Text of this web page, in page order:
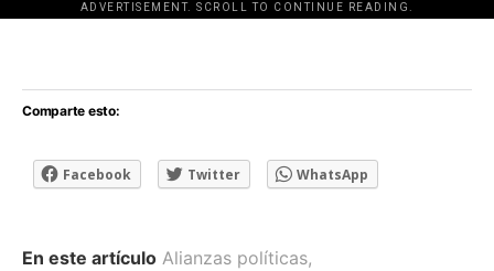
ADVERTISEMENT. SCROLL TO CONTINUE READING.
[adsforwp id="243463"]
Comparte esto:
Facebook Twitter WhatsApp
En este artículo Alianzas políticas,